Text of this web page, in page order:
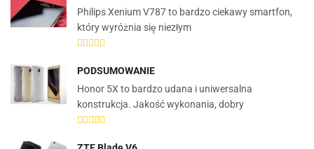
Philips Xenium V787 to bardzo ciekawy smartfon,
który wyróżnia się niezłym
PODSUMOWANIE
Honor 5X to bardzo udana i uniwersalna
konstrukcja. Jakość wykonania, dobry